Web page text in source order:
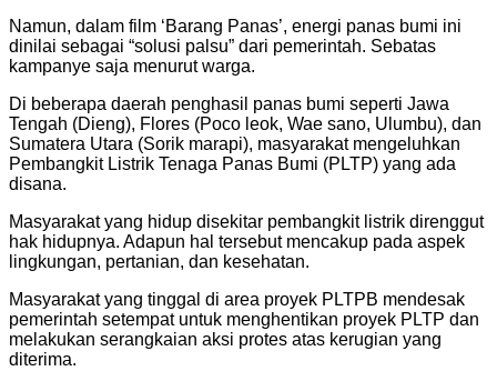
Namun, dalam film ‘Barang Panas’, energi panas bumi ini
dinilai sebagai “solusi palsu” dari pemerintah. Sebatas
kampanye saja menurut warga.
Di beberapa daerah penghasil panas bumi seperti Jawa
Tengah (Dieng), Flores (Poco leok, Wae sano, Ulumbu), dan
Sumatera Utara (Sorik marapi), masyarakat mengeluhkan
Pembangkit Listrik Tenaga Panas Bumi (PLTP) yang ada
disana.
Masyarakat yang hidup disekitar pembangkit listrik direnggut
hak hidupnya. Adapun hal tersebut mencakup pada aspek
lingkungan, pertanian, dan kesehatan.
Masyarakat yang tinggal di area proyek PLTPB mendesak
pemerintah setempat untuk menghentikan proyek PLTP dan
melakukan serangkaian aksi protes atas kerugian yang
diterima.